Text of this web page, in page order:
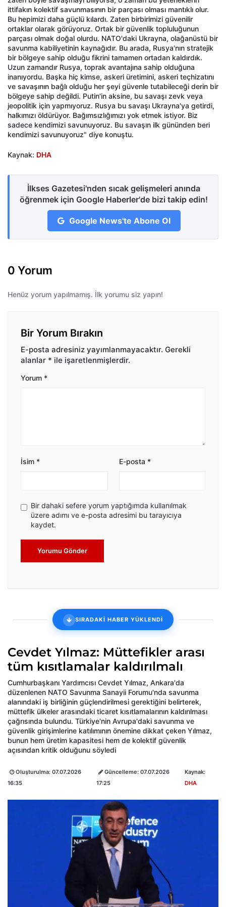
ittifakın kolektif savunmasının bir parçası olması mantıklı olur.
Bu hepimizi daha güçlü kılardı. Zaten birbirimizi güvenilir
ortaklar olarak görüyoruz. Ortak bir güvenlik topluluğunun
parçası olmak doğal olurdu. NATO'daki Ukrayna, olağanüstü bir
savunma kabiliyetinin kaynağıdır. Bu arada, Rusya'nın stratejik
bir bölgeye sahip olduğu fikrini tamamen ortadan kaldırdık.
Uzun zamandır Rusya, toprak avantajına sahip olduğuna
inanıyordu. Başka hiç kimse, askeri üretimini, askeri teçhizatını
ve savaşının bağlı olduğu her şeyi güvenle tutabileceği derin bir
bölgeye sahip değildi. Putin'in aksine, bu savaşı zevk veya
jeopolitik için yapmıyoruz. Rusya bu savaşı Ukrayna'ya getirdi,
halkımızı öldürüyor. Bağımsızlığımızı yok etmek istiyor. Biz
sadece kendimizi savunuyoruz. Bu savaşın ilk gününden beri
kendimizi savunuyoruz" diye konuştu.
Kaynak: DHA
İlkses Gazetesi'nden sıcak gelişmeleri anında
öğrenmek için Google Haberler'de bizi takip edin!
Google News'te Abone Ol
0 Yorum
Henüz yorum yapılmamış. İlk yorumu siz yapın!
Bir Yorum Bırakın
E-posta adresiniz yayımlanmayacaktır. Gerekli
alanlar * ile işaretlenmişlerdir.
Yorum *
İsim * E-posta *
Bir dahaki sefere yorum yaptığımda kullanılmak
üzere adımı ve e-posta adresimi bu tarayıcıya
kaydet.
Yorumu Gönder
SIRADAKİ HABER YÜKLENDİ
Cevdet Yılmaz: Müttefikler arası
tüm kısıtlamalar kaldırılmalı
Cumhurbaşkanı Yardımcısı Cevdet Yılmaz, Ankara'da
düzenlenen NATO Savunma Sanayii Forumu'nda savunma
alanındaki iş birliğinin güçlendirilmesi gerektiğini belirterek,
müttefik ülkeler arasındaki ticaret kısıtlamalarının kaldırılması
çağrısında bulundu. Türkiye'nin Avrupa'daki savunma ve
güvenlik girişimlerine katılımının önemine dikkat çeken Yılmaz,
bunun hem üretim kapasitesi hem de kolektif güvenlik
açısından kritik olduğunu söyledi
Oluşturulma: 07.07.2026
16:35
Güncelleme:07.07.2026
17:25
Kaynak:
DHA